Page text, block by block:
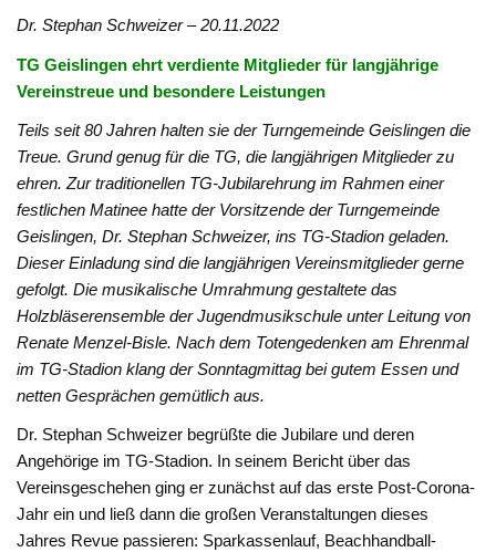
Dr. Stephan Schweizer– 20.11.2022
TG Geislingen ehrt verdiente Mitglieder für langjährige
Vereinstreue und besondere Leistungen
Teils seit 80 Jahren halten sie der Turngemeinde Geislingen die
Treue. Grund genug für die TG, die langjährigen Mitglieder zu
ehren. Zur traditionellen TG-Jubilarehrung im Rahmen einer
festlichen Matinee hatte der Vorsitzende der Turngemeinde
Geislingen, Dr. Stephan Schweizer, ins TG-Stadion geladen.
Dieser Einladung sind die langjährigen Vereinsmitglieder gerne
gefolgt. Die musikalische Umrahmung gestaltete das
Holzbläserensemble der Jugendmusikschule unter Leitung von
Renate Menzel-Bisle. Nach dem Totengedenken am Ehrenmal
im TG-Stadion klang der Sonntagmittag bei gutem Essen und
netten Gesprächen gemütlich aus.
Dr. Stephan Schweizer begrüßte die Jubilare und deren
Angehörige im TG-Stadion. In seinem Bericht über das
Vereinsgeschehen ging er zunächst auf das erste Post-Corona-
Jahr ein und ließ dann die großen Veranstaltungen dieses
Jahres Revue passieren: Sparkassenlauf, Beachhandball-